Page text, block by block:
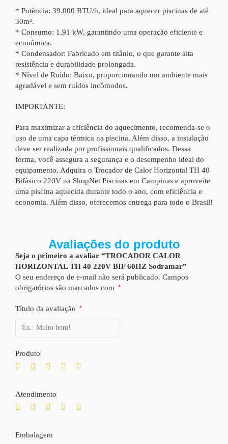
* Potência: 39.000 BTU/h, ideal para aquecer piscinas de até
30m².
* Consumo: 1,91 kW, garantindo uma operação eficiente e
econômica.
* Condensador: Fabricado em titânio, o que garante alta
resistência e durabilidade prolongada.
* Nível de Ruído: Baixo, proporcionando um ambiente mais
agradável e sem ruídos incômodos.
IMPORTANTE:
Para maximizar a eficiência do aquecimento, recomenda-se o
uso de uma capa térmica na piscina. Além disso, a instalação
deve ser realizada por profissionais qualificados. Dessa
forma, você assegura a segurança e o desempenho ideal do
equipamento. Adquira o Trocador de Calor Horizontal TH 40
Bifásico 220V na ShopNet Piscinas em Campinas e aproveite
uma piscina aquecida durante todo o ano, com eficiência e
economia. Além disso, oferecemos entrega para todo o Brasil!
Avaliações do produto
Seja o primeiro a avaliar “TROCADOR CALOR
HORIZONTAL TH 40 220V BIF 60HZ Sodramar”
O seu endereço de e-mail não será publicado. Campos
obrigatórios são marcados com
*
Título da avaliação *
Produto
Atendimento
Embalagem